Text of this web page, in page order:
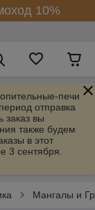
10%
печи
отправка
заказ вы
также будем
в этот
3 сентября.
Мангалы и